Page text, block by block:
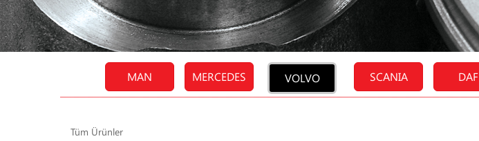
MAN MERCEDES VOLVO SCANIA DAF
Tüm Ürünler